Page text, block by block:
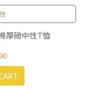
厚磅中性T恤